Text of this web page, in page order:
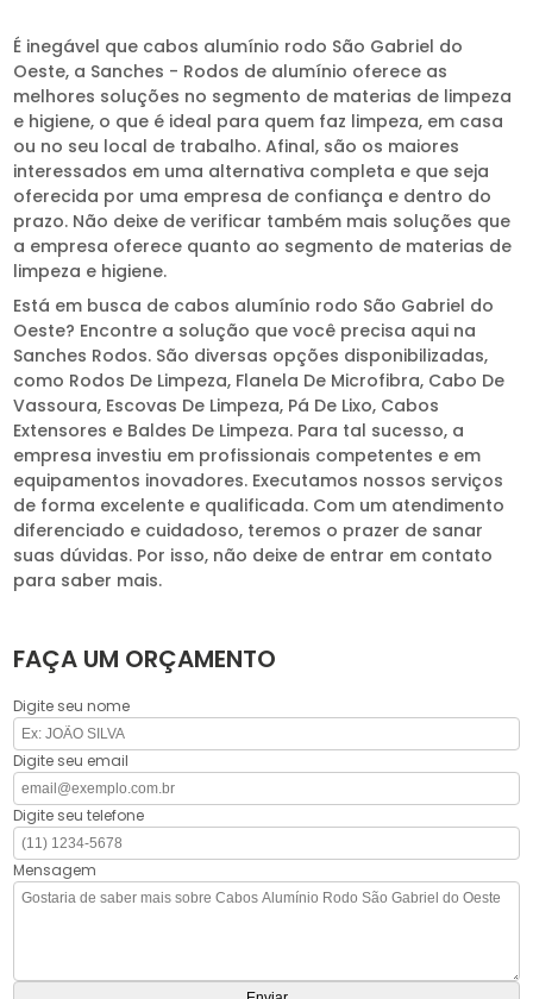
É inegável que cabos alumínio rodo São Gabriel do
Oeste, a Sanches - Rodos de alumínio oferece as
melhores soluções no segmento de materias de limpeza
e higiene, o que é ideal para quem faz limpeza, em casa
ou no seu local de trabalho. Afinal, são os maiores
interessados em uma alternativa completa e que seja
oferecida por uma empresa de confiança e dentro do
prazo. Não deixe de verificar também mais soluções que
a empresa oferece quanto ao segmento de materias de
limpeza e higiene.
Está em busca de cabos alumínio rodo São Gabriel do
Oeste? Encontre a solução que você precisa aqui na
Sanches Rodos. São diversas opções disponibilizadas,
como Rodos De Limpeza, Flanela De Microfibra, Cabo De
Vassoura, Escovas De Limpeza, Pá De Lixo, Cabos
Extensores e Baldes De Limpeza. Para tal sucesso, a
empresa investiu em profissionais competentes e em
equipamentos inovadores. Executamos nossos serviços
de forma excelente e qualificada. Com um atendimento
diferenciado e cuidadoso, teremos o prazer de sanar
suas dúvidas. Por isso, não deixe de entrar em contato
para saber mais.
FAÇA UM ORÇAMENTO
Digite seu nome
Digite seu email
Digite seu telefone
Mensagem